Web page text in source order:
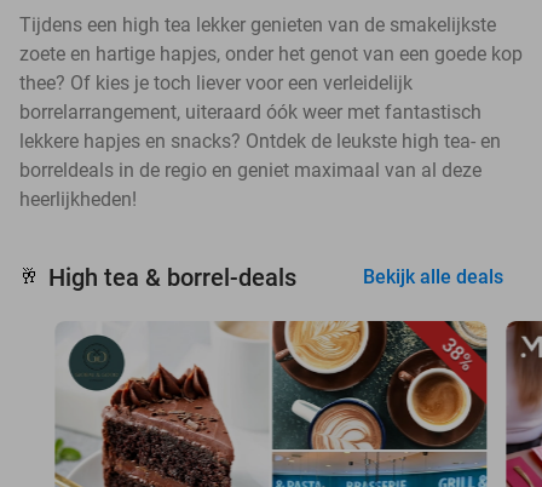
Tijdens een high tea lekker genieten van de smakelijkste
zoete en hartige hapjes, onder het genot van een goede kop
thee? Of kies je toch liever voor een verleidelijk
borrelarrangement, uiteraard óók weer met fantastisch
lekkere hapjes en snacks? Ontdek de leukste high tea- en
borreldeals in de regio en geniet maximaal van al deze
heerlijkheden!
🥂 High tea & borrel-deals Bekijk alle deals
38%